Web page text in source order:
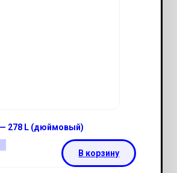
— 278 L (дюймовый)
В корзину